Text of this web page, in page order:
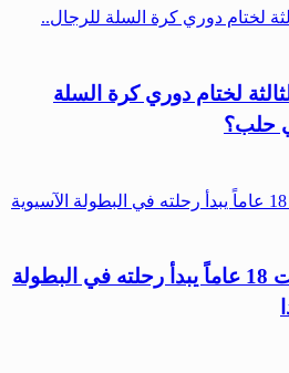
لختام دوري كرة السلة
حلب؟
فريق السلة الوطني تحت 18 عاماً يبدأ رحلته في البطولة